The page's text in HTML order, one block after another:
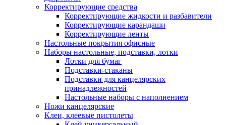
Корректирующие средства
Корректирующие жидкости и разбавители
Корректирующие карандаши
Корректирующие ленты
Настольные покрытия офисные
Наборы настольные, подставки, лотки
Лотки для бумаг
Подставки-стаканы
Подставки для канцелярских
принадлежностей
Настольные наборы с наполнением
Ножи канцелярские
Клеи, клеевые пистолеты